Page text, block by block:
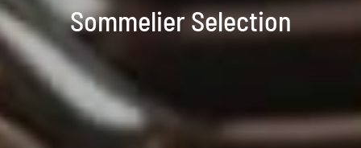
Sommelier Selection